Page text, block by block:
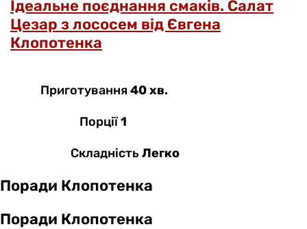
Ідеальне поєднання смаків. Салат
Цезар з лососем від Євгена
Клопотенка
Приготування40 хв.
Порції1
Складність Легко
Поради Клопотенка
Поради Клопотенка